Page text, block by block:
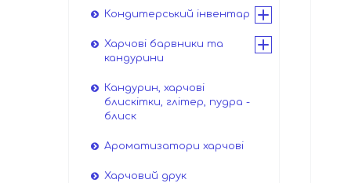
Кондитерський інвентар
Харчові барвники та
кандурини
Кандурин, харчові
блискітки, глітер, пудра -
блиск
Ароматизатори харчові
Харчовий друк